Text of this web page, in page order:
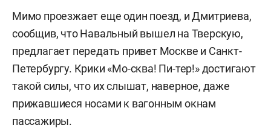
Мимо проезжает еще один поезд, и Дмитриева,
сообщив, что Навальный вышел на Тверскую,
предлагает передать привет Москве и Санкт-
Петербургу. Крики «Мо-сква! Пи-тер!» достигают
такой силы, что их слышат, наверное, даже
прижавшиеся носами к вагонным окнам
пассажиры.